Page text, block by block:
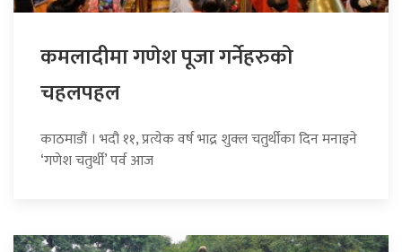
कमलादीमा गणेश पूजा गर्नेहरुको
चहलपहल
काठमाडौं । भदौ ११, प्रत्येक वर्ष भाद्र शुक्ल चतुर्थीका दिन मनाइने
‘गणेश चतुर्थी’ पर्व आज